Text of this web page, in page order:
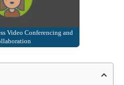
Video Conferencing and